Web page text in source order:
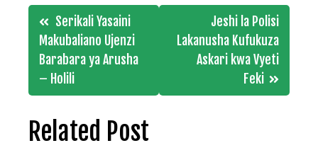
Post
navigation
Serikali Yasaini
Makubaliano Ujenzi
Barabara ya Arusha
– Holili
Jeshi la Polisi
Lakanusha Kufukuza
Askari kwa Vyeti
Feki
Related Post